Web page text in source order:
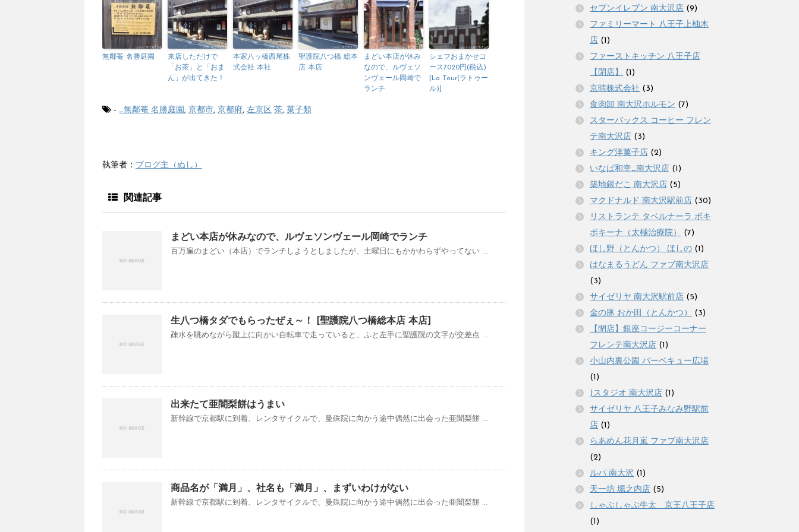
無鄰菴 名勝庭園
来店しただけで
「お茶」と「おま
ん」が出てきた！
本家八ッ橋西尾株
式会社 本社
聖護院八つ橋 総本
店 本店
まどい本店が休み
なので、ルヴェソ
ンヴェール岡崎で
ランチ
シェフおまかせコ
ース7020円(税込)
[La Tour(ラトゥー
ル)]
- _無鄰菴 名勝庭園, 京都市, 京都府, 左京区 茶, 菓子類
執筆者： ブログ主（ぬし）
関連記事
まどい本店が休みなので、ルヴェソンヴェール岡崎でランチ
百万遍のまどい（本店）でランチしようとしましたが、土曜日にもかかわらずやってない ...
生八つ橋タダでもらったぜぇ～！ [聖護院八つ橋総本店 本店]
疎水を眺めながら蹴上に向かい自転車で走っていると、ふと左手に聖護院の文字が交差点 ...
出来たて亜闇梨餅はうまい
新幹線で京都駅に到着、レンタサイクルで、曼殊院に向かう途中偶然に出会った亜闇梨餅 ...
商品名が「満月」、社名も「満月」、まずいわけがない
新幹線で京都駅に到着、レンタサイクルで、曼殊院に向かう途中偶然に出会った亜闇梨餅 ...
セブンイレブン 南大沢店 (9)
ファミリーマート 八王子上柚木
店 (1)
ファーストキッチン 八王子店
【閉店】
(1)
京晴株式会社 (3)
食肉卸 南大沢ホルモン (7)
スターバックス コーヒー フレン
テ南大沢店 (3)
キング洋菓子店 (2)
いなば和幸_南大沢店 (1)
築地銀だこ 南大沢店 (5)
マクドナルド 南大沢駅前店 (30)
リストランテ タベルナーラ ボキ
ボキーナ（太極治療院）
(7)
ほし野（とんかつ） ほしの (1)
はなまるうどん ファブ南大沢店
(3)
サイゼリヤ 南大沢駅前店 (5)
金の豚 おか田（とんかつ）
(3)
【閉店】銀座コージーコーナー
フレンテ南大沢店 (1)
小山内裏公園 バーベキュー広場
(1)
Jスタジオ 南大沢店 (1)
サイゼリヤ 八王子みなみ野駅前
店 (1)
らあめん花月嵐 ファブ南大沢店
(2)
ルパ 南大沢 (1)
天一坊 堀之内店 (5)
しゃぶしゃぶ牛太 京王八王子店
(1)